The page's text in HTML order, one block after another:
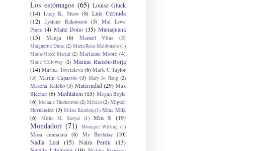
Los estómagos (65) Louise Gluck
(14) Lucy K. Shaw (8) Luis Cernuda
(12) Lysiane Rakotoson (5)
Mai Love
Photo (4) Maite Dono (35) Mamajuana
(15)
Manga (6) Manuel Vilas (5)
Marguerite Duras(2) María Rosa Maldonado(1)
Maria-Mercè Marçal (2) Marianne Moore (4)
Marie Calloway (2) Marina Ramón-Borja
(14) Marina Tsvetaieva (6) Mark C Taylor
(3) Martín Caparrós (3) Mary Jo Bang (2)
Mascha Kaléko (3) Maternidad (29) Max
Blecher (6) Meditation (15) Megan Boyle
(6) Melanie Thernstrom (2) México (2) Miguel
Hernández (3) Milan Kundera(1) Mina Milk
(6)
Mithu M. Sanyal (1) Mm S (19)
Mondadori (71) Monique Witting (1)
Musa ammalata (6) My Birthday (10)
Nadia Leal (15) Naira Perdu
(13)